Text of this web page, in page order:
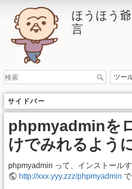
ほうほう
言
サイドバー
phpmyadminを
けでみれるよう
phpmyadmin って、インストールす
http://xxx.yyy.zzz/phpmyadmin